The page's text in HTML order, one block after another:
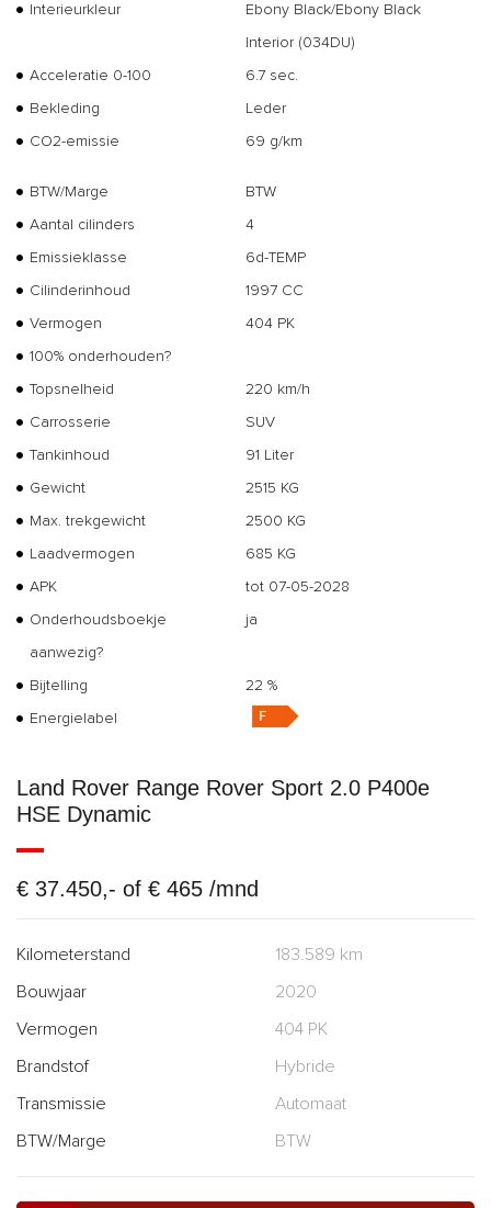
Interieurkleur
Ebony Black/Ebony Black
Interior (034DU)
Acceleratie 0-100
6.7 sec.
Bekleding
Leder
CO2-emissie
69 g/km
BTW/Marge
BTW
Aantal cilinders
4
Emissieklasse
6d-TEMP
Cilinderinhoud
1997 CC
Vermogen
404 PK
100% onderhouden?
Topsnelheid
220 km/h
Carrosserie
SUV
Tankinhoud
91 Liter
Gewicht
2515 KG
Max. trekgewicht
2500 KG
Laadvermogen
685 KG
APK
tot 07-05-2028
Onderhoudsboekje
aanwezig?
ja
Bijtelling
22 %
Energielabel
Land Rover Range Rover Sport 2.0 P400e
HSE Dynamic
€ 37.450,- of € 465 /mnd
Kilometerstand
183.589 km
Bouwjaar
2020
Vermogen
404 PK
Brandstof
Hybride
Transmissie
Automaat
BTW/Marge
BTW